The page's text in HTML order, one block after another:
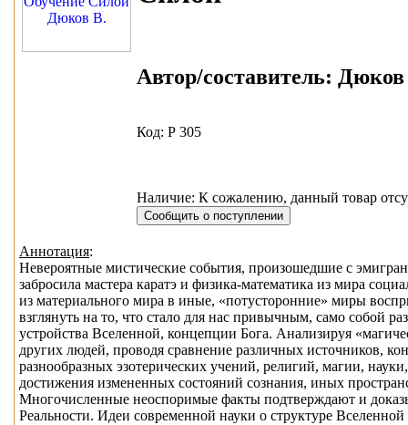
Автор/составитель:
Код: Р 305
Наличие: К сожалению, данный товар
Аннотация:
Невероятные мистические события, произошедшие с
забросила мастера каратэ и физика-математика из мира
из материального мира в иные, «потусторонние» миры
взглянуть на то, что стало для нас привычным, само собой
устройства Вселенной, концепции Бога. Анализируя
других людей, проводя сравнение различных источников,
разнообразных эзотерических учений, религий, магии,
достижения измененных состояний сознания, иных
Многочисленные неоспоримые факты подтверждают и
Реальности. Идеи современной науки о структуре